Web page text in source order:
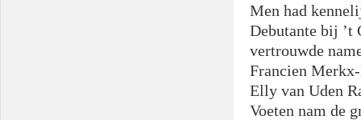
Men had
Debutante bij ’t
vertrouwde
Francien
Elly van Uden
Voeten nam de